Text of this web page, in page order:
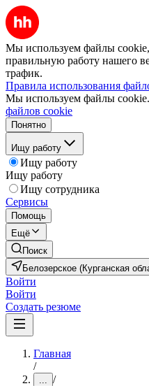
Мы используем файлы
правильную работу нашего
трафик.
Правила использования
Мы используем файлы cookie.
файлов cookie
Понятно
Ищу работу
Ищу работу
Ищу работу
Ищу сотрудника
Сервисы
Помощь
Ещё
Поиск
Белозерское (Курганская
Войти
Войти
Создать резюме
Главная
/
... /